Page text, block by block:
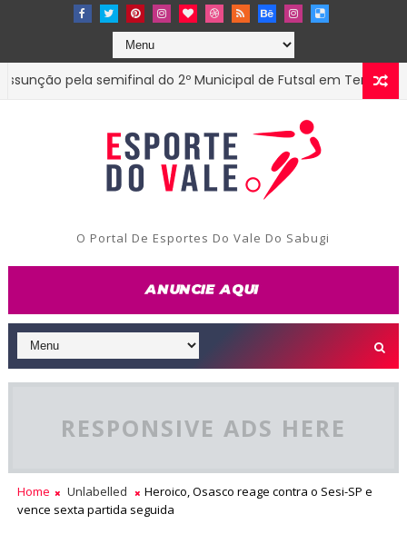
pela semifinal do 2º Municipal de Futsal em Tenório-PB
O Portal De Esportes Do Vale Do Sabugi
RESPONSIVE ADS HERE
Home Unlabelled
Heroico, Osasco reage contra o Sesi-SP e
vence sexta partida seguida